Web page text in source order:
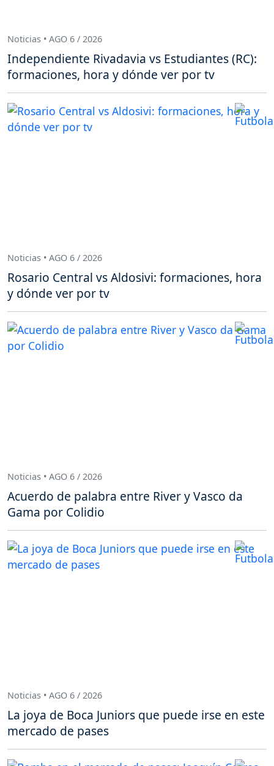
Noticias • AGO 6 / 2026
Independiente Rivadavia vs Estudiantes (RC):
formaciones, hora y dónde ver por tv
Noticias • AGO 6 / 2026
Rosario Central vs Aldosivi: formaciones, hora
y dónde ver por tv
Noticias • AGO 6 / 2026
Acuerdo de palabra entre River y Vasco da
Gama por Colidio
Noticias • AGO 6 / 2026
La joya de Boca Juniors que puede irse en este
mercado de pases